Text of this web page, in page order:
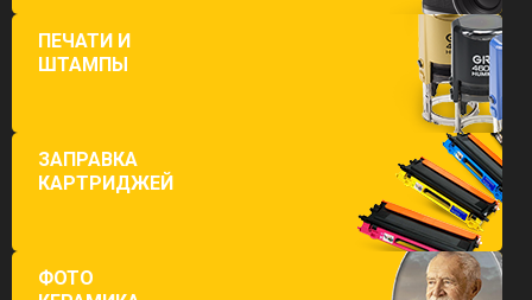
ПЕЧАТИ И
ШТАМПЫ
ЗАПРАВКА
КАРТРИДЖЕЙ
ФОТО